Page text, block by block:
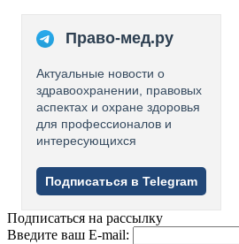
Право-мед.ру
Актуальные новости о
здравоохранении, правовых
аспектах и охране здоровья
для профессионалов и
интересующихся
Подписаться в Telegram
Подписаться на рассылку
Введите ваш E-mail: